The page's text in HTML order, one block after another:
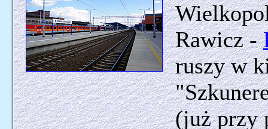
Rawicz -
ruszy w
(już przy